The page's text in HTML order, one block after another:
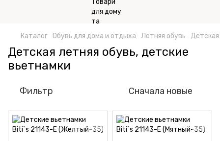
Каталог Обувь для дома и отдыха Летняя обувь Детская
Детская летняя обувь, детские
вьетнамки
Фильтр Сначала новые